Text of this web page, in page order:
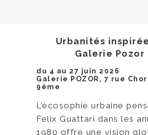
Urbanités
Galerie Pozor
du 4 au 27 juin 2026
Galerie POZOR, 7 rue
9ème
L’écosophie urbaine
Felix Guattari dans les
1980 offre une vision